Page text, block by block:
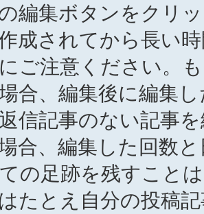
編集ボタンをクリ
成されてから長い
ご注意ください。
合、編集後に編集
信記事のない記事
合、編集した回数
の足跡を残すこと
たとえ自分の投稿